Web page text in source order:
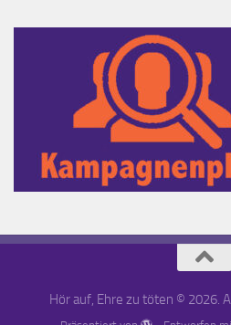
Hör auf, Ehre zu töten © 2026.